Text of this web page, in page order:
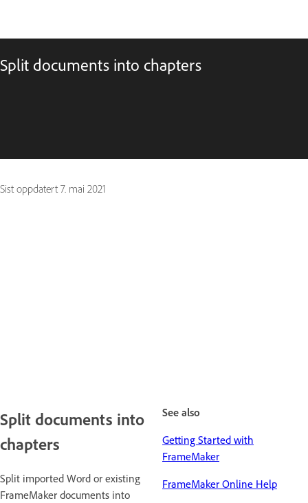
Split documents into chapters
Sist oppdatert 7. mai 2021
Split documents into
chapters
Split imported Word or existing
FrameMaker documents into
See also
Getting Started with
FrameMaker
FrameMaker Online Help